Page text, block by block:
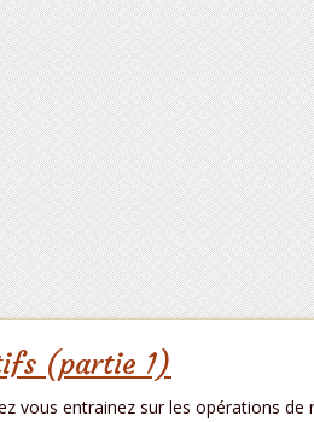
(partie 1)
vous entrainez sur les opérations de